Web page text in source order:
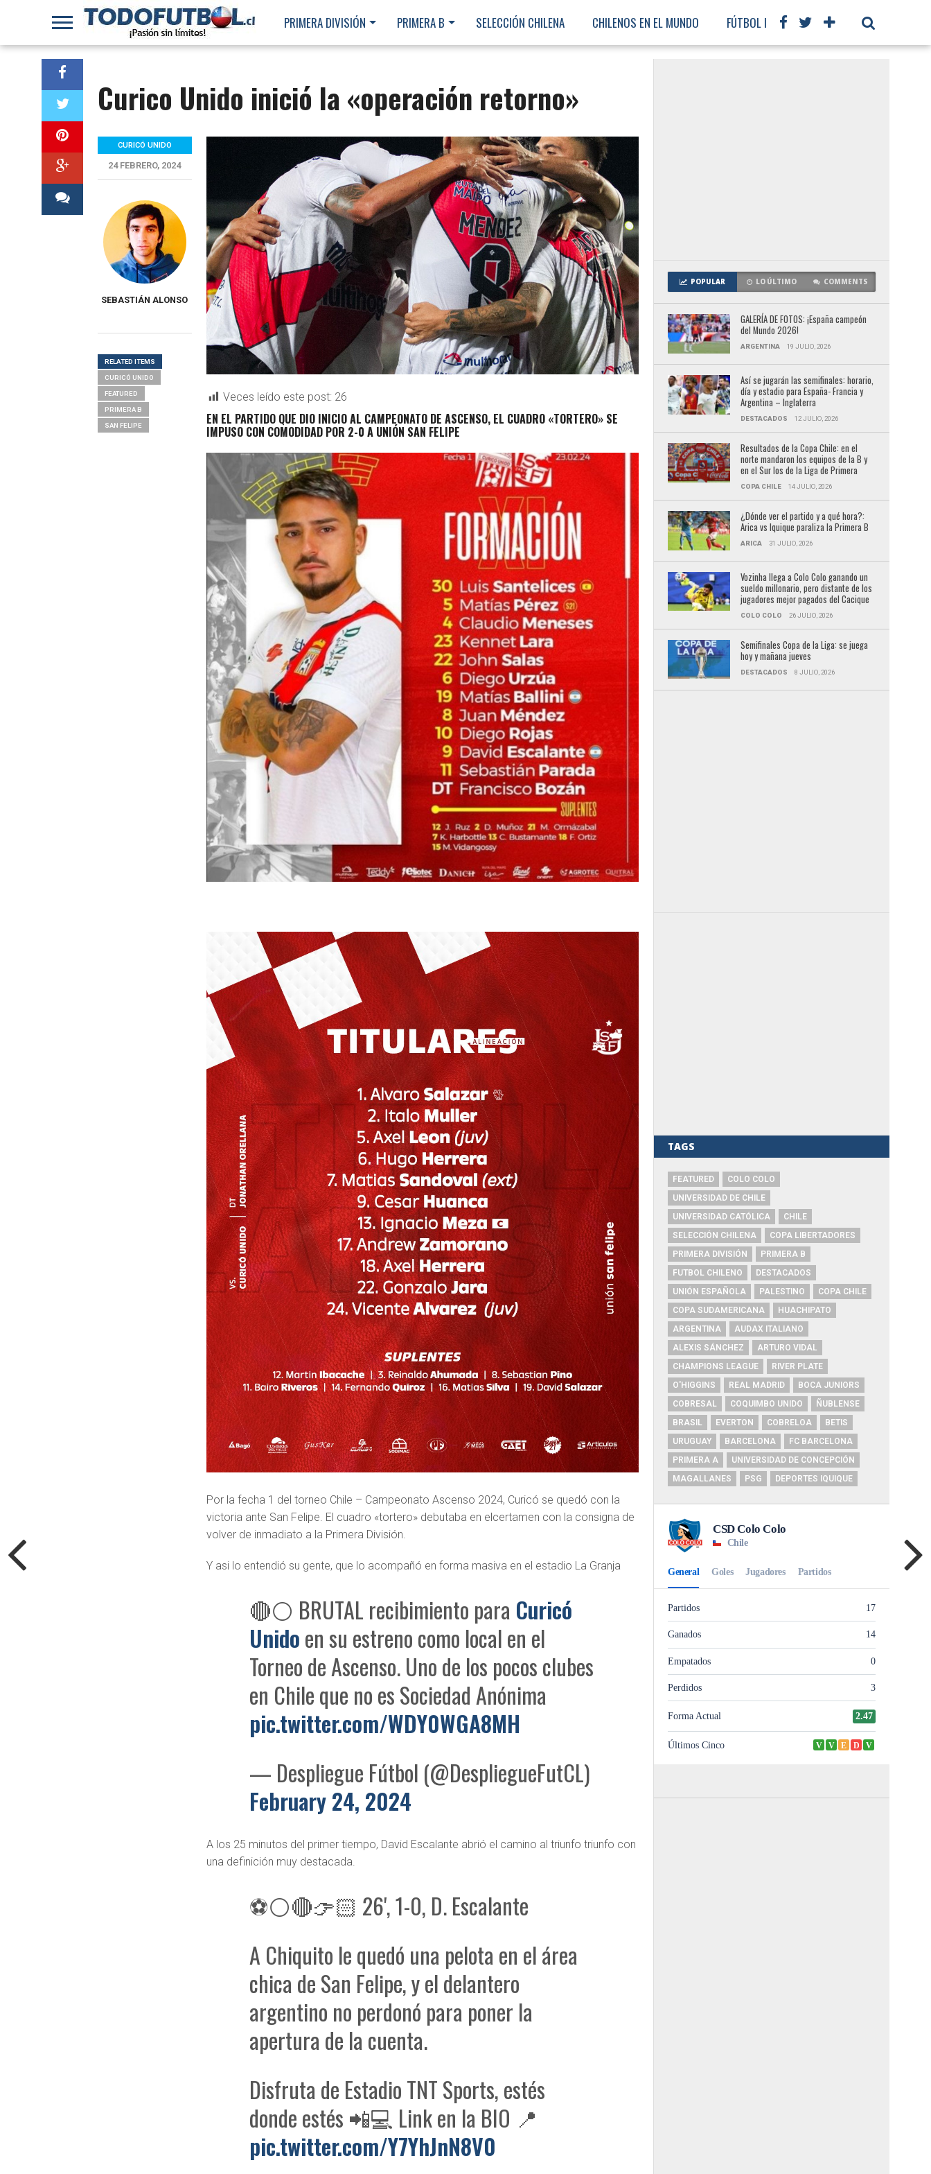
PRIMERA DIVISIÓN PRIMERA B SELECCIÓN CHILENA CHILENOS EN EL MUNDO FÚTBOL INTERNACIONAL
Curico Unido inició la «operación retorno»
Veces leído este post: 26
EN EL PARTIDO QUE DIO INICIO AL CAMPEONATO DE ASCENSO, EL CUADRO «TORTERO» SE
IMPUSO CON COMODIDAD POR 2-0 A UNIÓN SAN FELIPE
Por la fecha 1 del torneo Chile – Campeonato Ascenso 2024, Curicó se quedó con la
victoria ante San Felipe. El cuadro «tortero» debutaba en elcertamen con la consigna de
volver de inmadiato a la Primera División.
Y asi lo entendió su gente, que lo acompañó en forma masiva en el estadio La Granja
🔴⚪ BRUTAL recibimiento para Curicó
Unidoen su estreno como local en el
Torneo de Ascenso. Uno de los pocos clubes
en Chile que no es Sociedad Anónima
pic.twitter.com/WDY0WGA8MH
— Despliegue Fútbol (@DespliegueFutCL)
February 24, 2024
A los 25 minutos del primer tiempo, David Escalante abrió el camino al triunfo triunfo con
una definición muy destacada.
⚽⚪🔴👉🏻 26', 1-0, D. Escalante
A Chiquito le quedó una pelota en el área
chica de San Felipe, y el delantero
argentino no perdonó para poner la
apertura de la cuenta.
Disfruta de Estadio TNT Sports, estés
donde estés 📲💻 Link en la BIO 📍
pic.twitter.com/Y7YhJnN8V0
CURICÓ UNIDO
24 FEBRERO, 2024
SEBASTIÁN ALONSO
RELATED ITEMS
CURICÓ UNIDO
FEATURED
PRIMERA B
SAN FELIPE
POPULAR LO ÚLTIMO COMMENTS
GALERÍA DE FOTOS: ¡España campeón
del Mundo 2026!
ARGENTINA 19 JULIO, 2026
Así se jugarán las semifinales: horario,
día y estadio para España- Francia y
Argentina – Inglaterra
DESTACADOS 12 JULIO, 2026
Resultados de la Copa Chile: en el
norte mandaron los equipos de la B y
en el Sur los de la Liga de Primera
COPA CHILE 14 JULIO, 2026
¿Dónde ver el partido y a qué hora?:
Arica vs Iquique paraliza la Primera B
ARICA 31 JULIO, 2026
Vozinha llega a Colo Colo ganando un
sueldo millonario, pero distante de los
jugadores mejor pagados del Cacique
COLO COLO 26 JULIO, 2026
Semifinales Copa de la Liga: se juega
hoy y mañana jueves
DESTACADOS 8 JULIO, 2026
TAGS
FEATURED
COLO COLO
UNIVERSIDAD DE CHILE
UNIVERSIDAD CATÓLICA
CHILE
SELECCIÓN CHILENA
COPA LIBERTADORES
PRIMERA DIVISIÓN
PRIMERA B
FUTBOL CHILENO
DESTACADOS
UNIÓN ESPAÑOLA
PALESTINO
COPA CHILE
COPA SUDAMERICANA
HUACHIPATO
ARGENTINA
AUDAX ITALIANO
ALEXIS SÁNCHEZ
ARTURO VIDAL
CHAMPIONS LEAGUE
RIVER PLATE
O'HIGGINS
REAL MADRID
BOCA JUNIORS
COBRESAL
COQUIMBO UNIDO
ÑUBLENSE
BRASIL
EVERTON COBRELOA
BETIS
URUGUAY
BARCELONA
FC BARCELONA
PRIMERA A
UNIVERSIDAD DE CONCEPCIÓN
MAGALLANES
PSG DEPORTES IQUIQUE